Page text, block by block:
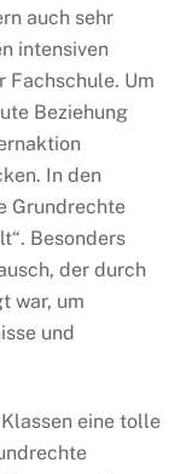
auch sehr
intensiven
Fachschule. Um
Beziehung
In den
Grundrechte
Besonders
der durch
war, um
und
eine tolle